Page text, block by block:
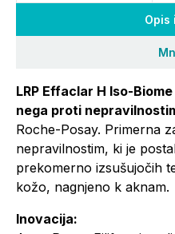
Opis
LRP Effaclar H Iso-
nega proti
Roche-Posay. Primerna
nepravilnostim, ki je
prekomerno izsušujočih
kožo, nagnjeno k aknam.
Inovacija: